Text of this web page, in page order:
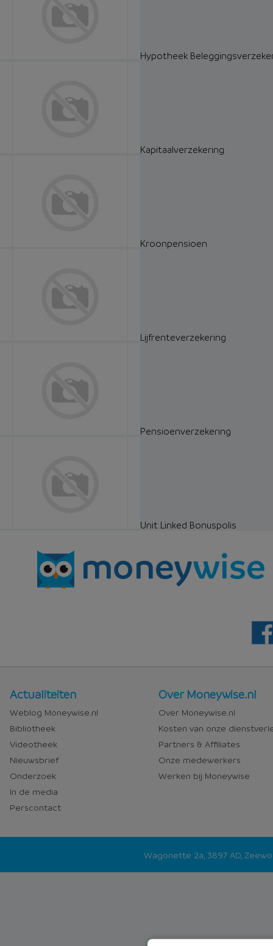
Hypotheek
Kapitaalverzekering
Kroonpensioen
Lijfrenteverzekering
Pensioenverzekering
Unit Linked Bonuspolis
Nieuws
en
media
Actualiteiten
Weblog Moneywise.nl
Bibliotheek
Videotheek
Nieuwsbrief
Onderzoek
In de media
Perscontact
Over
Moneywise
Over Moneywise.nl
Over Moneywise.nl
Kosten van onze
Partners & Affiliates
Onze medewerkers
Werken bij Moneywise
Wagonette 2a, 3897 AD,